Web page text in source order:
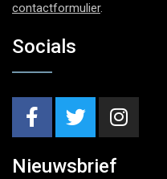
contactformulier.
Socials
Nieuwsbrief